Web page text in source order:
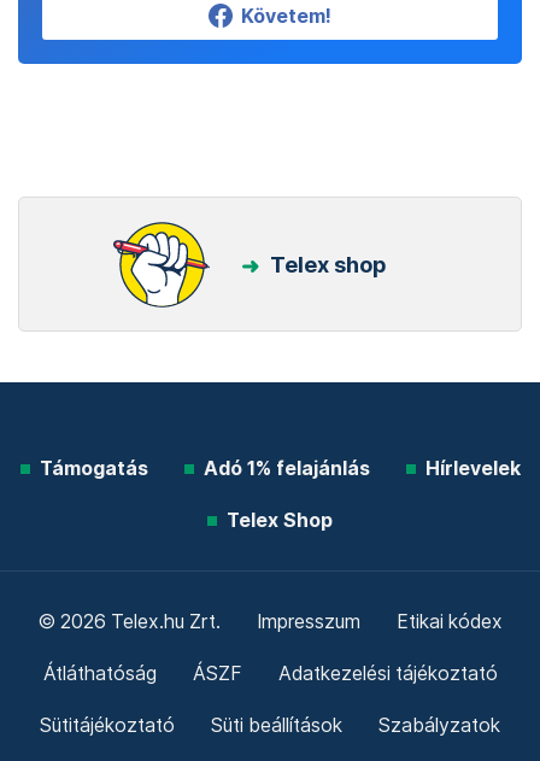
Követem!
Telex shop
Támogatás Adó 1% felajánlás Hírlevelek
Telex Shop
© 2026 Telex.hu Zrt. Impresszum Etikai kódex
Átláthatóság ÁSZF Adatkezelési tájékoztató
Sütitájékoztató Süti beállítások Szabályzatok